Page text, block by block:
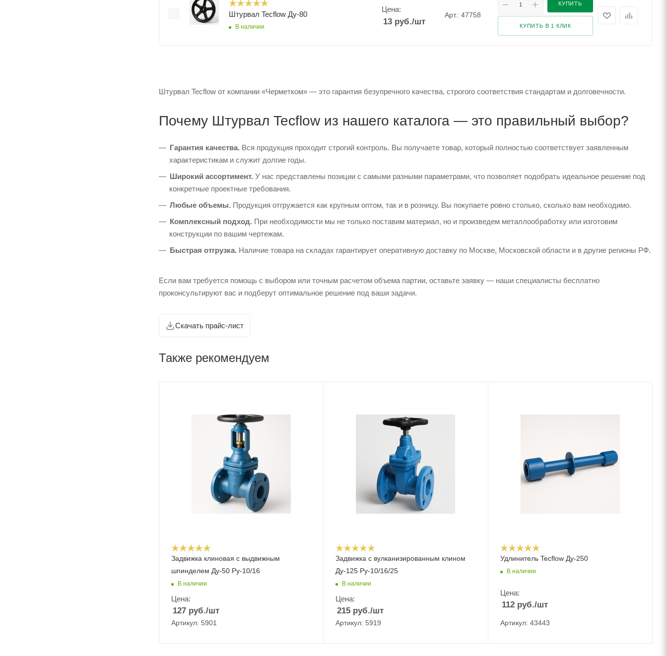
Штурвал Tecflow Ду-80
В наличии
Цена:
13руб./шт
Арт.: 47758
КУПИТЬ
КУПИТЬ В 1 КЛИК
Штурвал Tecflow от компании «Черметком» — это гарантия безупречного качества, строгого соответствия стандартам и долговечности.
Почему Штурвал Tecflow из нашего каталога — это правильный выбор?
Гарантия качества. Вся продукция проходит строгий контроль. Вы получаете товар, который полностью соответствует заявленным
характеристикам и служит долгие годы.
Широкий ассортимент. У нас представлены позиции с самыми разными параметрами, что позволяет подобрать идеальное решение под
конкретные проектные требования.
Любые объемы. Продукция отгружается как крупным оптом, так и в розницу. Вы покупаете ровно столько, сколько вам необходимо.
Комплексный подход. При необходимости мы не только поставим материал, но и произведем металлообработку или изготовим
конструкции по вашим чертежам.
Быстрая отгрузка. Наличие товара на складах гарантирует оперативную доставку по Москве, Московской области и в другие регионы РФ.
Если вам требуется помощь с выбором или точным расчетом объема партии, оставьте заявку — наши специалисты бесплатно
проконсультируют вас и подберут оптимальное решение под ваши задачи.
Скачать прайс-лист
Также рекомендуем
Задвижка клиновая с выдвижным
шпинделем Ду-50 Ру-10/16
В наличии
Цена:
127 руб./шт
Артикул: 5901
Задвижка с вулканизированным клином
Ду-125 Ру-10/16/25
В наличии
Цена:
215 руб./шт
Артикул: 5919
Удлинитель Tecflow Ду-250
В наличии
Цена:
112руб./шт
Артикул: 43443